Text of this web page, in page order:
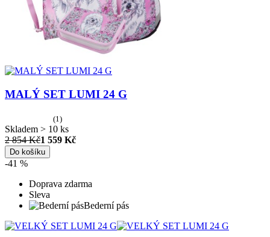
MALÝ SET LUMI 24 G
(1)
Skladem > 10 ks
2 854 Kč1 559 Kč
Do košíku
-41 %
Doprava zdarma
Sleva
Bederní pás